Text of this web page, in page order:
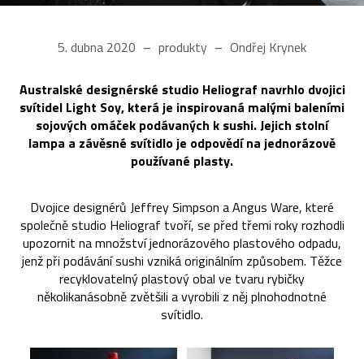
5. dubna 2020 produkty Ondřej Krynek
Australské designérské studio Heliograf navrhlo dvojici
svítidel Light Soy, která je inspirovaná malými baleními
sojových omáček podávaných k sushi. Jejich stolní
lampa a závěsné svítidlo je odpovědí na jednorázově
používané plasty.
Dvojice designérů Jeffrey Simpson a Angus Ware, které
společně studio Heliograf tvoří, se před třemi roky rozhodli
upozornit na množství jednorázového plastového odpadu,
jenž při podávání sushi vzniká originálním způsobem. Těžce
recyklovatelný plastový obal ve tvaru rybičky
několikanásobně zvětšili a vyrobili z něj plnohodnotné
svítidlo.